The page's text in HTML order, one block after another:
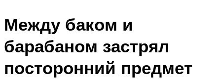
Между баком и
барабаном застрял
посторонний предмет